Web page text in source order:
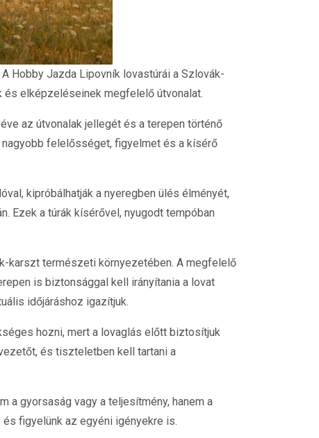
Hobby Jazda Lipovník lovastúrái a Szlovák-
és elképzeléseinek megfelelő útvonalat.
az útvonalak jellegét és a terepen történő
felelősséget, figyelmet és a kísérő
kipróbálhatják a nyeregben ülés élményét,
Ezek a túrák kísérővel, nyugodt tempóban
karszt természeti környezetében. A megfelelő
is biztonsággal kell irányítania a lovat
időjáráshoz igazítjuk.
hozni, mert a lovaglás előtt biztosítjuk
és tiszteletben kell tartani a
a gyorsaság vagy a teljesítmény, hanem a
figyelünk az egyéni igényekre is.